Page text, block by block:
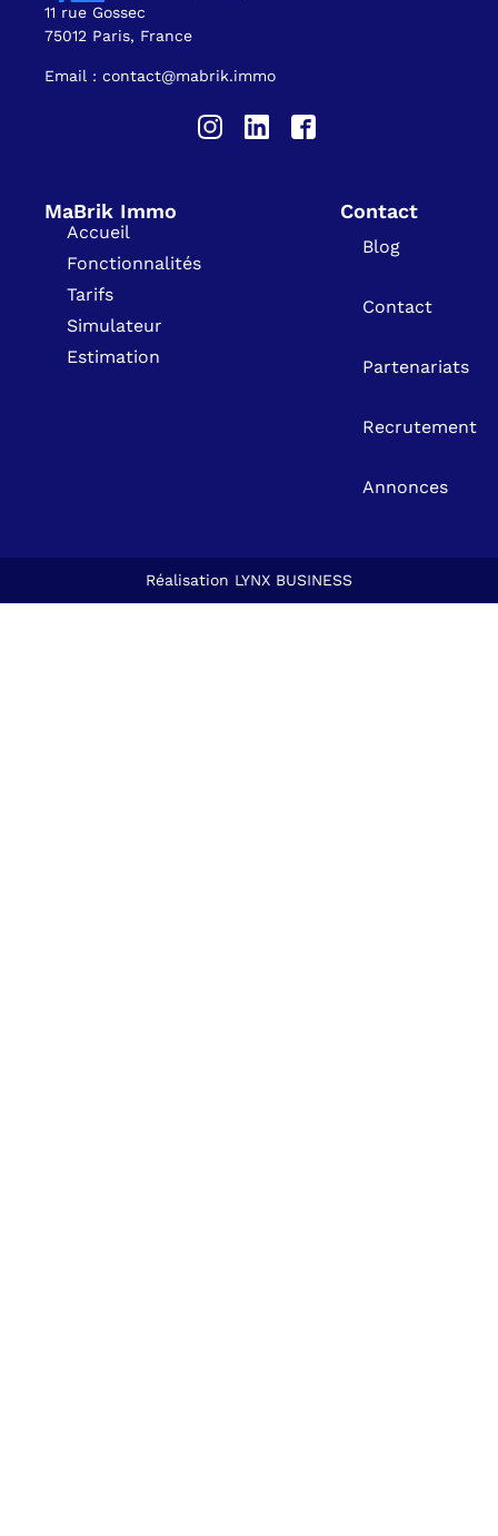
11 rue Gossec
75012 Paris, France
Email : contact@mabrik.immo
MaBrik Immo
Accueil
Fonctionnalités
Tarifs
Simulateur
Estimation
Contact
Blog
Contact
Partenariats
Recrutement
Annonces
Réalisation LYNX BUSINESS